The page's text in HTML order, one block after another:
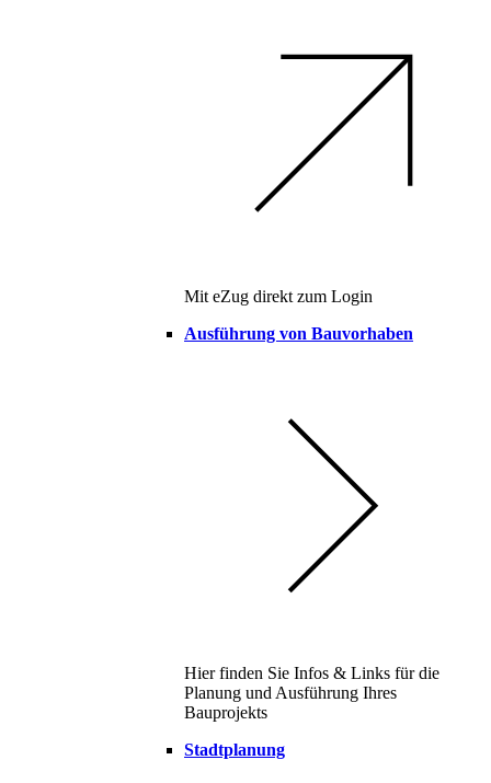
Mit eZug direkt zum Login
Ausführung von Bauvorhaben
Hier finden Sie Infos & Links für die
Planung und Ausführung Ihres
Bauprojekts
Stadtplanung